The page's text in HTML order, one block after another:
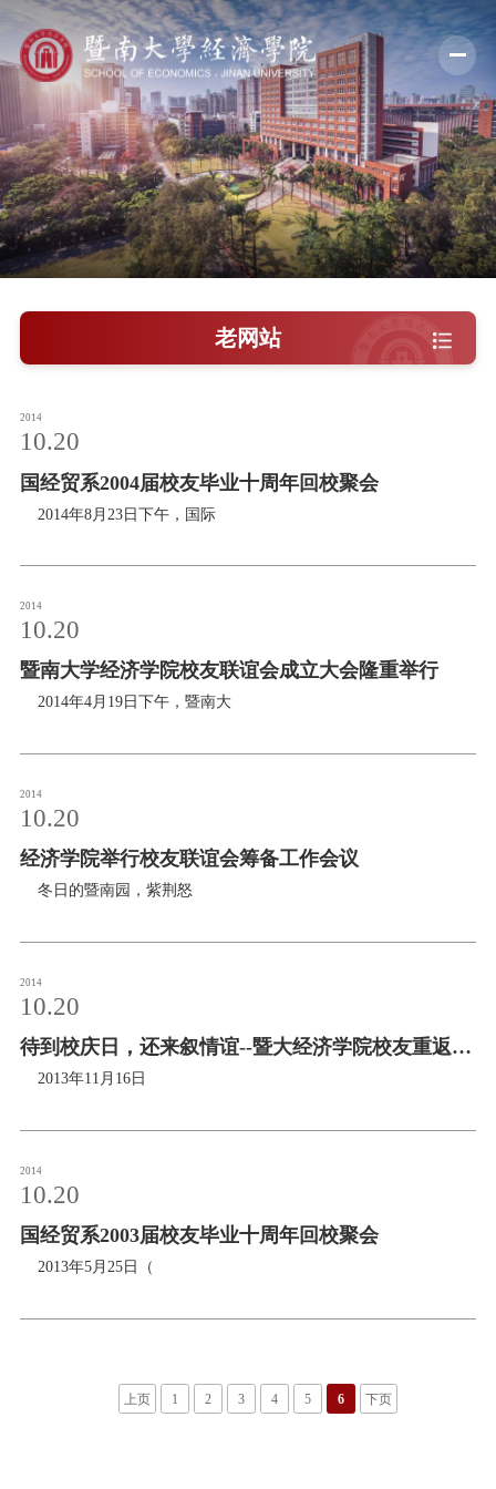
学院概况
新闻中心
师资队伍
科学研究
教学培养
学院党建
校友服务
学生 访客 招聘 校友 教职工
老网站
2014
10.20
国经贸系2004届校友毕业十周年回校聚会
2014年8月23日下午，国际
2014
10.20
暨南大学经济学院校友联谊会成立大会隆重举行
2014年4月19日下午，暨南大
2014
10.20
经济学院举行校友联谊会筹备工作会议
冬日的暨南园，紫荆怒
2014
10.20
待到校庆日，还来叙情谊--暨大经济学院校友重返母
校师生座谈会
2013年11月16日
2014
10.20
国经贸系2003届校友毕业十周年回校聚会
2013年5月25日（
上页 1 2 3 4 5 6 下页